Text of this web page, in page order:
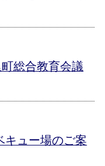
総合教育会議
キュー場のご案